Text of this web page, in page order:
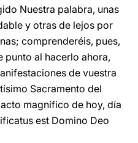
Nuestra palabra, unas
y otras de lejos por
comprenderéis, pues,
punto al hacerlo ahora,
de vuestra
Sacramento del
magnífico de hoy, día
est Domino Deo